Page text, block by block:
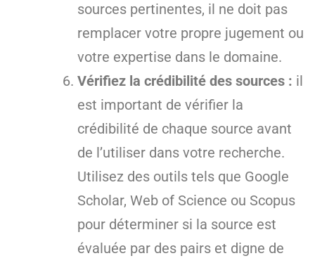
sources pertinentes, il ne doit pas
remplacer votre propre jugement ou
votre expertise dans le domaine.
Vérifiez la crédibilité des sources : il
est important de vérifier la
crédibilité de chaque source avant
de l’utiliser dans votre recherche.
Utilisez des outils tels que Google
Scholar, Web of Science ou Scopus
pour déterminer si la source est
évaluée par des pairs et digne de